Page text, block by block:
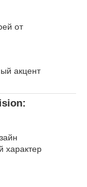
от
акцент
характер